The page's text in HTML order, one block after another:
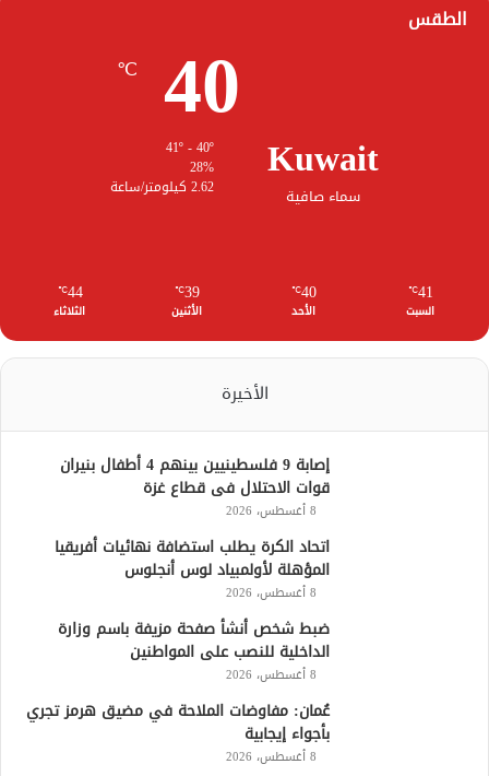
الطقس
Kuwait
سماء صافية
40
℃
28%
2.62 كيلومتر/ساعة
41
℃
السبت
40
℃
الأحد
39
℃
الأثنين
44
℃
الثلاثاء
الأخيرة
إصابة 9 فلسطينيين بينهم 4 أطفال بنيران
قوات الاحتلال فى قطاع غزة
8 أغسطس، 2026
اتحاد الكرة يطلب استضافة نهائيات أفريقيا
المؤهلة لأولمبياد لوس أنجلوس
8 أغسطس، 2026
ضبط شخص أنشأ صفحة مزيفة باسم وزارة
الداخلية للنصب على المواطنين
8 أغسطس، 2026
عُمان: مفاوضات الملاحة في مضيق هرمز تجري
بأجواء إيجابية
8 أغسطس، 2026